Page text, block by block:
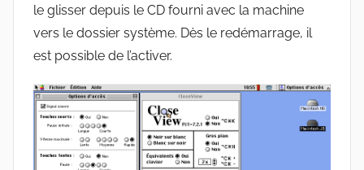
le glisser depuis le CD fourni avec la machine
vers le dossier système. Dès le redémarrage, il
est possible de l’activer.